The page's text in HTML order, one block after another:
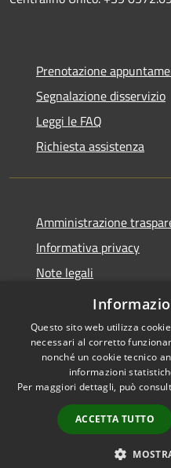
Prenotazione
Segnalazione disservizio
Leggi le FAQ
Richiesta assistenza
Amministrazione
Informativa privacy
Note legali
Dichiarazione di
Accessibilità
Questo sito web utilizza
necessari al corretto
nonché un cookie tecnico
informazioni
Per maggiori dettagli, può
ACCETTA TUTTO